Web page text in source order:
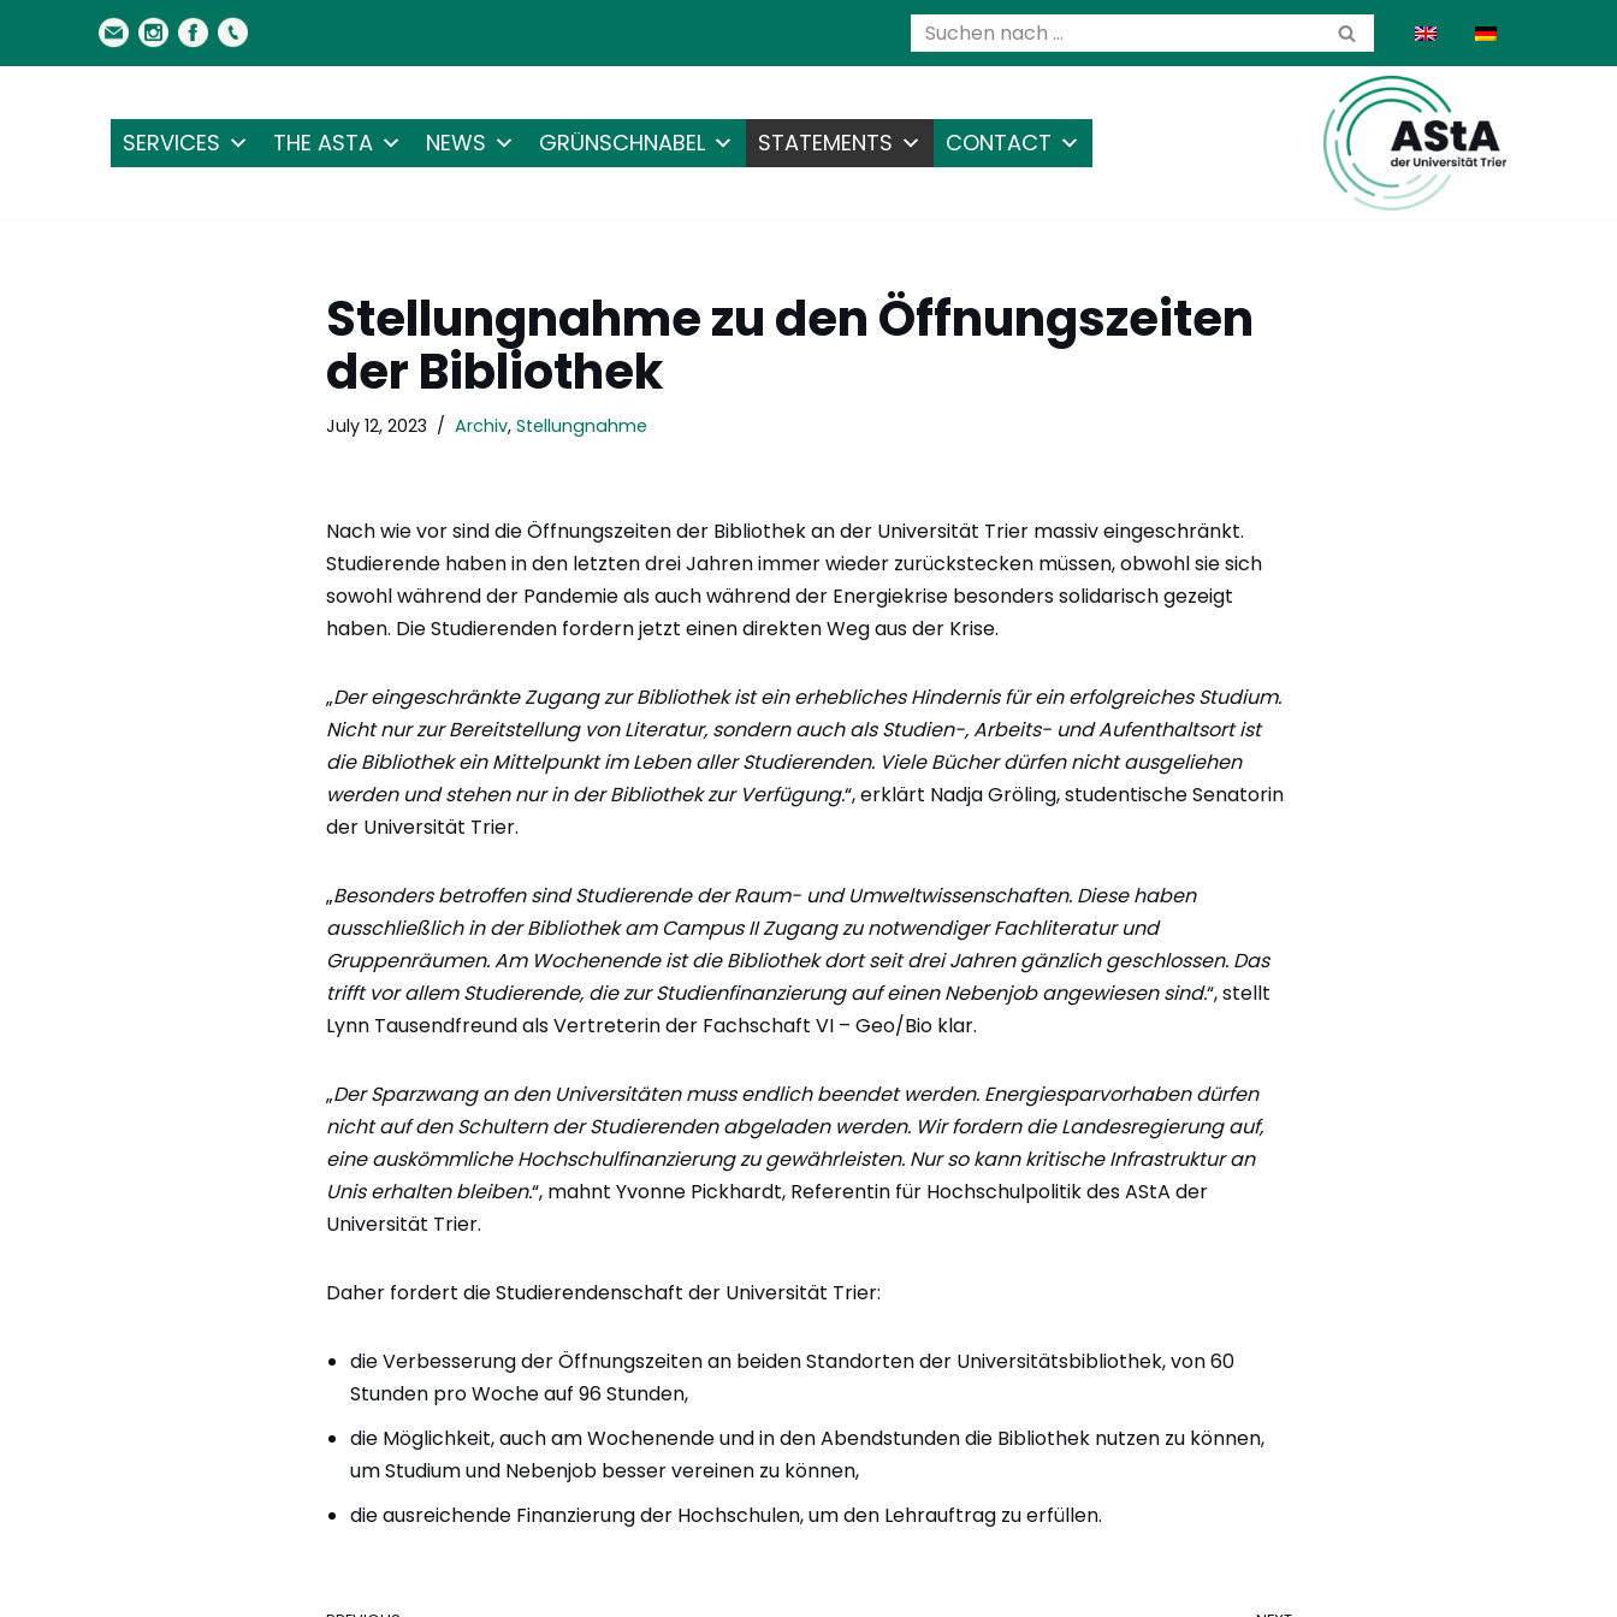
Skip
SERVICES THE ASTA NEWS GRÜNSCHNABEL STATEMENTS CONTACT
Stellungnahme zu den Öffnungszeiten
der Bibliothek
July 12, 2023 Archiv, Stellungnahme
Nach wie vor sind die Öffnungszeiten der Bibliothek an der Universität Trier massiv eingeschränkt.
Studierende haben in den letzten drei Jahren immer wieder zurückstecken müssen, obwohl sie sich
sowohl während der Pandemie als auch während der Energiekrise besonders solidarisch gezeigt
haben. Die Studierenden fordern jetzt einen direkten Weg aus der Krise.
„Der eingeschränkte Zugang zur Bibliothek ist ein erhebliches Hindernis für ein erfolgreiches Studium.
Nicht nur zur Bereitstellung von Literatur, sondern auch als Studien-, Arbeits- und Aufenthaltsort ist
die Bibliothek ein Mittelpunkt im Leben aller Studierenden. Viele Bücher dürfen nicht ausgeliehen
werden und stehen nur in der Bibliothek zur Verfügung.“, erklärt Nadja Gröling, studentische Senatorin
der Universität Trier.
„Besonders betroffen sind Studierende der Raum- und Umweltwissenschaften. Diese haben
ausschließlich in der Bibliothek am Campus II Zugang zu notwendiger Fachliteratur und
Gruppenräumen. Am Wochenende ist die Bibliothek dort seit drei Jahren gänzlich geschlossen. Das
trifft vor allem Studierende, die zur Studienfinanzierung auf einen Nebenjob angewiesen sind.“, stellt
Lynn Tausendfreund als Vertreterin der Fachschaft VI – Geo/Bio klar.
„Der Sparzwang an den Universitäten muss endlich beendet werden. Energiesparvorhaben dürfen
nicht auf den Schultern der Studierenden abgeladen werden. Wir fordern die Landesregierung auf,
eine auskömmliche Hochschulfinanzierung zu gewährleisten. Nur so kann kritische Infrastruktur an
Unis erhalten bleiben.“, mahnt Yvonne Pickhardt, Referentin für Hochschulpolitik des AStA der
Universität Trier.
Daher fordert die Studierendenschaft der Universität Trier:
die Verbesserung der Öffnungszeiten an beiden Standorten der Universitätsbibliothek, von 60
Stunden pro Woche auf 96 Stunden,
die Möglichkeit, auch am Wochenende und in den Abendstunden die Bibliothek nutzen zu können,
um Studium und Nebenjob besser vereinen zu können,
die ausreichende Finanzierung der Hochschulen, um den Lehrauftrag zu erfüllen.